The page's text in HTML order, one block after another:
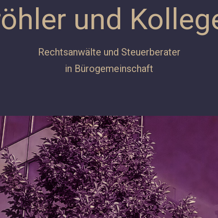
und
Rechtsanwälte und Steuerberater
in Bürogemeinschaft